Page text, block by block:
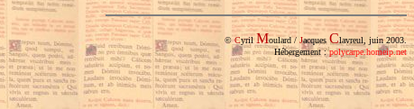
©CyrilMoulard / Jacques Clavreul, juin 2003.
Hébergement :polycarpe.homeip.net